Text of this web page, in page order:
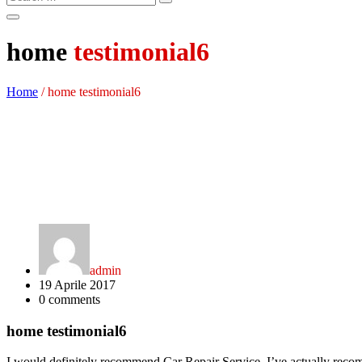
home testimonial6
Home /home testimonial6
admin
19 Aprile 2017
0 comments
home testimonial6